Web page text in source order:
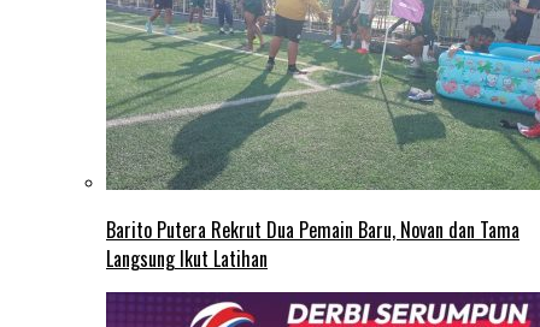
Barito Putera Rekrut Dua Pemain Baru, Novan dan Tama
Langsung Ikut Latihan